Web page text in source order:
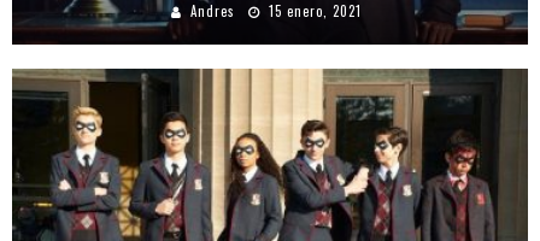
Andres 15 enero, 2021